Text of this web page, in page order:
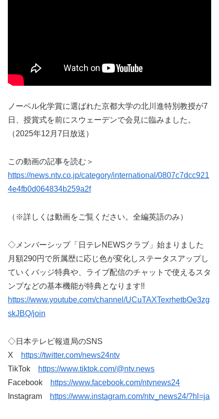
ノーベル化学賞に選ばれた京都大学の北川進特別教授が7
日、授賞式を前にスウェーデンで会見に臨みました。
（2025年12月7日放送）
この動画の記事を読む＞
https://news.ntv.co.jp/category/international/0807c7dcc921
4e4fb0d064834b259a2f
（※詳しくは動画をご覧ください。全編英語のみ）
◇メンバーシップ「日テレNEWSクラブ」始まりました
月額290円で所属歴に応じ色が変化しステータスアップし
ていくバッジ特典や、ライブ配信のチャットで使えるスタ
ンプなどの基本機能が特典となります!!
https://www.youtube.com/channel/UCuTAXTexrhetbOe3zg
skJBQ/join
◇日本テレビ報道局のSNS
X
https://twitter.com/news24ntv
TikTok
https://www.tiktok.com/@ntv.news
Facebook
https://www.facebook.com/ntvnews24
Instagram
https://www.instagram.com/ntv_news24/?hl=ja